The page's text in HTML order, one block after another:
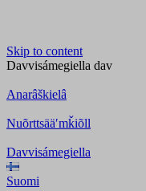
Skip to content
Davvisámegiella dav
Anarâškielâ
Nuõrttsääʹmǩiõll
Davvisámegiella
Suomi